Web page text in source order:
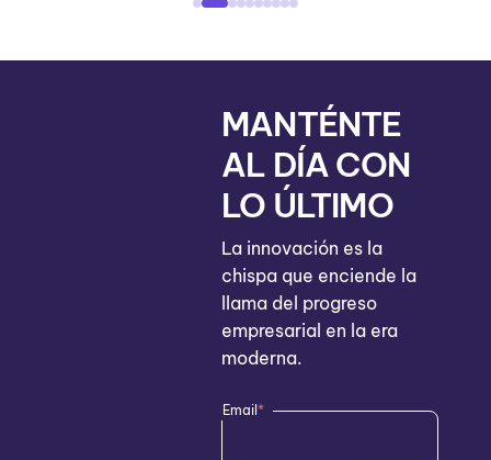
MANTÉNTE
AL DÍA CON
LO ÚLTIMO
La innovación es la
chispa que enciende la
llama del progreso
empresarial en la era
moderna.
Email *